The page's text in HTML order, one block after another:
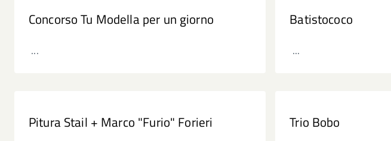
Concorso Tu Modella per un giorno
...
Batistococo
...
Pitura Stail + Marco "Furio" Forieri Trio Bobo